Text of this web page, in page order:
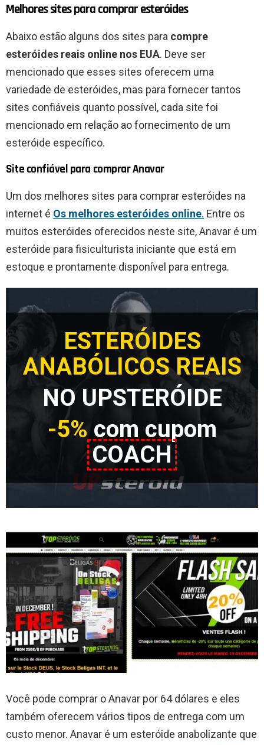
Melhores sites para comprar esteróides
Abaixo estão alguns dos sites para compre
esteróides reais online nos EUA. Deve ser
mencionado que esses sites oferecem uma
variedade de esteróides, mas para fornecer tantos
sites confiáveis quanto possível, cada site foi
mencionado em relação ao fornecimento de um
esteróide específico.
Site confiável para comprar Anavar
Um dos melhores sites para comprar esteróides na
internet é Os melhores esteróides online. Entre os
muitos esteróides oferecidos neste site, Anavar é um
esteróide para fisiculturista iniciante que está em
estoque e prontamente disponível para entrega.
ESTERÓIDES
ANABÓLICOS REAIS
NO UPSTERÓIDE
-5% com cupom
COACH
Você pode comprar o Anavar por 64 dólares e eles
também oferecem vários tipos de entrega com um
custo menor. Anavar é um esteróide anabolizante que